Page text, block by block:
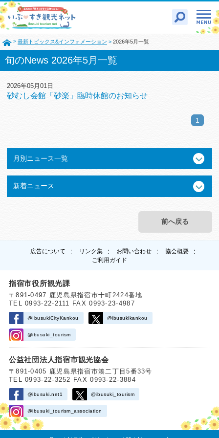
> 最新トピックス&インフォメーション > 2026年5月一覧
旬のNews 2026年5月一覧
2026年05月01日
砂むし会館「砂楽」臨時休館のお知らせ
1
月別ニュース一覧
新着ニュース
前へ戻る
広告について リンク集 お問い合わせ
協会概要
ご利用ガイド
指宿市役所観光課
〒891-0497 鹿児島県指宿市十町2424番地
TEL 0993-22-2111 FAX 0993-23-4987
@IbusukiCityKankou @ibusukikankou
@ibusuki_tourism
公益社団法人指宿市観光協会
〒891-0405 鹿児島県指宿市湊二丁目5番33号
TEL 0993-22-3252 FAX 0993-22-3884
@ibusuki.net1 @ibusuki_tourism
@ibusuki_tourism_association